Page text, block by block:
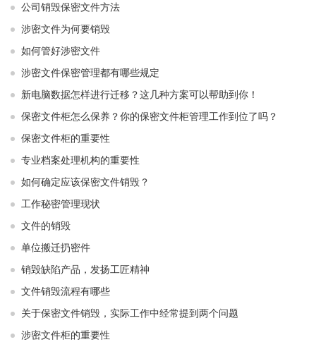
公司销毁保密文件方法
涉密文件为何要销毁
如何管好涉密文件
涉密文件保密管理都有哪些规定
新电脑数据怎样进行迁移？这几种方案可以帮助到你！
保密文件柜怎么保养？你的保密文件柜管理工作到位了吗？
保密文件柜的重要性
专业档案处理机构的重要性
如何确定应该保密文件销毁？
工作秘密管理现状
文件的销毁
单位搬迁扔密件
销毁缺陷产品，发扬工匠精神
文件销毁流程有哪些
关于保密文件销毁，实际工作中经常提到两个问题
涉密文件柜的重要性